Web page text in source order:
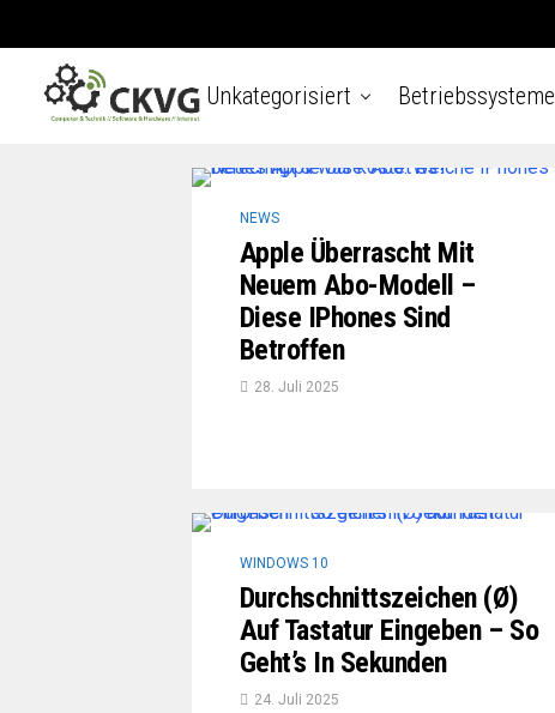
Unkategorisiert Betriebssysteme
NEWS
Apple Überrascht Mit
Neuem Abo-Modell –
Diese IPhones Sind
Betroffen
28. Juli 2025
WINDOWS 10
Durchschnittszeichen (Ø)
Auf Tastatur Eingeben – So
Geht’s In Sekunden
24. Juli 2025